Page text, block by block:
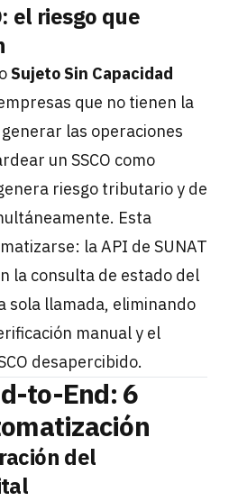
el riesgo que
Sujeto Sin Capacidad
que no tienen la
las operaciones
un SSCO como
riesgo tributario y de
Esta
la API de SUNAT
la consulta de estado del
sola llamada, eliminando
manual y el
desapercibido.
to-End: 6
del